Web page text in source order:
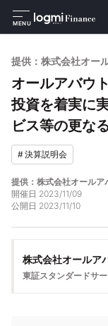
MENU
提供：株式会社オー
オールアバウ
投資を着実に
ビス等の更な
#決算説明会
提供：株式会社オールア
開催日 2023/11/09
公開日 2023/11/10
株式会社オールア
東証スタンダードサ